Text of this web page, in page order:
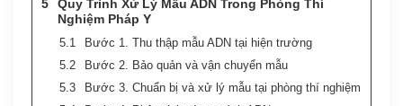
Quy Trình Xử Lý Mẫu ADN Trong Phòng Thí
Nghiệm Pháp Y
Bước 1. Thu thập mẫu ADN tại hiện trường
Bước 2. Bảo quản và vận chuyển mẫu
Bước 3. Chuẩn bị và xử lý mẫu tại phòng thí nghiệm